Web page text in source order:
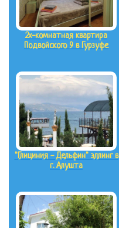
2х-комнатная квартира
Подвойского 9 в Гурзуфе
"Глициния - Дельфин" эллинг в
г. Алушта